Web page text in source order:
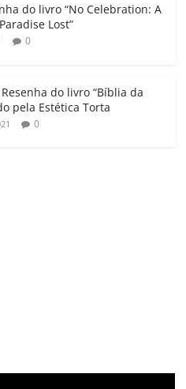
do livro “No Celebration: A
Lost”
0
do livro “Bíblia da
pela Estética Torta
0